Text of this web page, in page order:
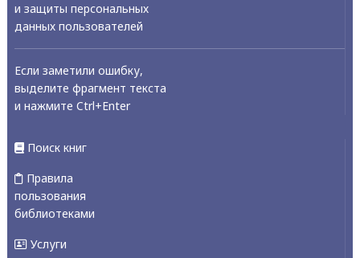
и защиты персональных
данных пользователей
Если заметили ошибку,
выделите фрагмент текста
и нажмите Ctrl+Enter
Поиск книг
Правила
пользования
библиотеками
Услуги